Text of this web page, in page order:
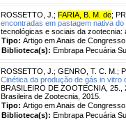
ROSSETTO, J. ; FARIA, B. M. de;
encontradas em pastagem nativa do
tecnológicas e sociais da zootecnia:
Tipo: Artigo em Anais de Congresso
Biblioteca(s): Embrapa Pecuária
ROSSETTO, J. ; GENRO, T. C. M. ;
Cinética da produção de gás in vitro
BRASILEIRO DE ZOOTECNIA,
Brasileira de Zootecnia, 2015.
Tipo: Artigo em Anais de Congresso
Biblioteca(s): Embrapa Pecuária